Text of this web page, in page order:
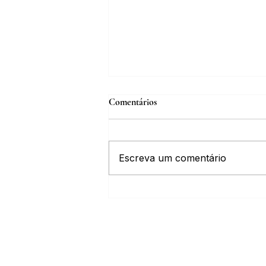
Comentários
Escreva um comentário